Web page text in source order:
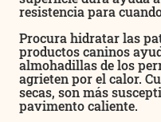
resistencia para
Procura hidratar las
productos caninos
almohadillas de los
agrieten por el calor.
secas, son más
pavimento caliente.